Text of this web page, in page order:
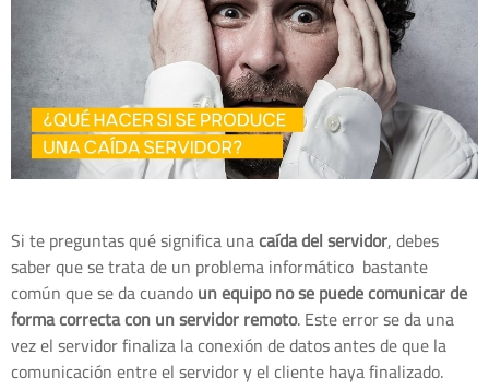
Si te preguntas qué significa unacaída del servidor, debes
saber que se trata de un problema informático bastante
común que se da cuandoun equipo no se puede comunicar de
forma correcta con un servidor remoto. Este error se da una
vez el servidor finaliza la conexión de datos antes de que la
comunicación entre el servidor y el cliente haya finalizado.